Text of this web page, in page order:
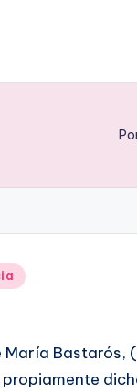
Bastarós,